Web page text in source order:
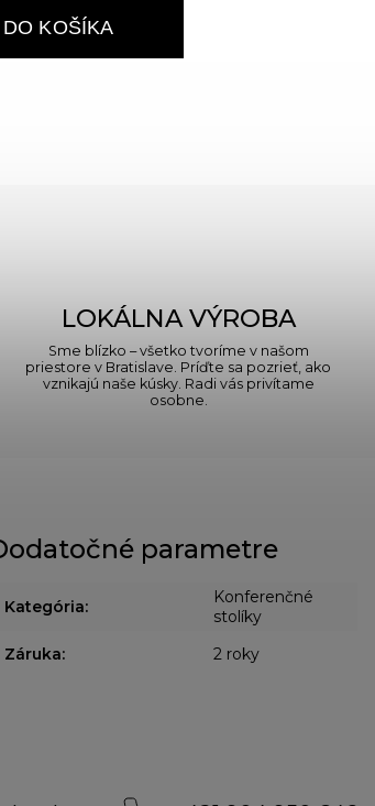
KOŠÍKA
LOKÁLNA VÝROBA
Sme blízko – všetko tvoríme v našom
priestore v Bratislave. Príďte sa pozrieť, ako
vznikajú naše kúsky. Radi vás privítame
osobne.
parametre
Kategória:
Konferenčné
stolíky
Záruka: 2 roky